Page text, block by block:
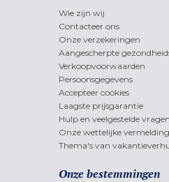
Wie zijn wij
Contacteer ons
Onze verzekeringen
Aangescherpte
Verkoopvoorwaarden
Persoonsgegevens
Accepteer cookies
Laagste prijsgarantie
Hulp en veelgestelde vragen
Onze wettelijke
Thema's van
Onze bestemmingen